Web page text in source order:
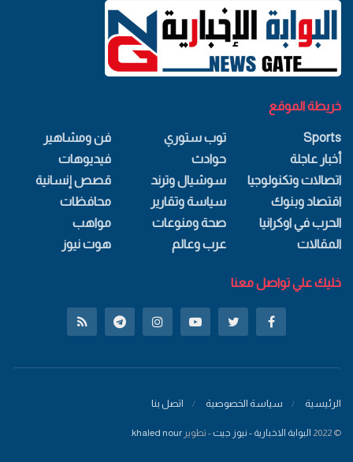
خريطة الموقع
Sports
أخبار عاجلة
اتصالات وتكنولوجيا
اقتصاد وبنوك
الحرب في اوكرانيا
المقالات
توب ستوري
حوادث
سوشيال وترند
سياسة وتقارير
صحة ومنوعات
عرب وعالم
فن ومشاهير
فيديوهات
قصص إنسانية
محافظات
مواهب
هوت نيوز
خليك علي تواصل معنا
الرئيسية سياسة الخصوصية اتصل بنا
© 2022 البوابة الاخبارية - نيوز جيت - تطوير khaled nour
.